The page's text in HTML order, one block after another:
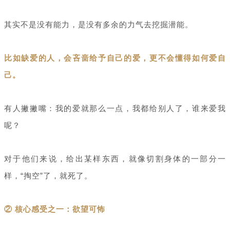
其实不是没有能力，是没有多余的力气去挖掘潜能。
比如缺爱的人，会吝啬给予自己的爱，更不会懂得如何爱自
己。
有人撇撇嘴：我的爱就那么一点，我都给别人了，谁来爱我
呢？
对于他们来说，给出某样东西，就像切割身体的一部分一
样，“掏空”了，就死了。
② 核心感受之一：欲望可怖